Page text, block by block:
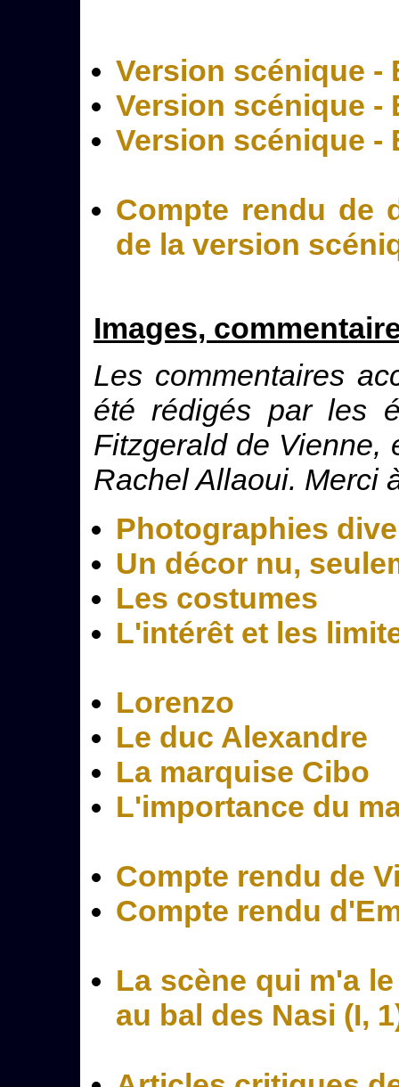
Version scénique -
Version scénique -
Version scénique -
Compte rendu de
de la version
Images,
Les commentaires
été rédigés par les
Fitzgerald de Vienne,
Rachel Allaoui. Merci
Photographies
Un décor nu,
Les costumes
L'intérêt et les
Lorenzo
Le duc Alexandre
La marquise Cibo
L'importance du
Compte rendu de
Compte rendu
La scène qui m'a
au bal des Nasi (I,